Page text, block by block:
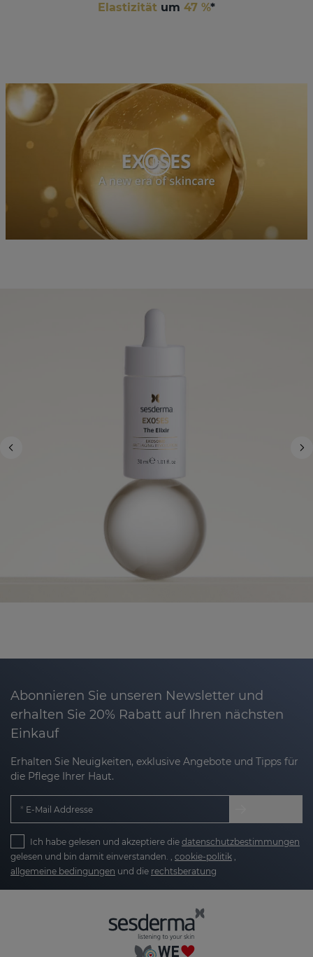
Elastizität um 47 %*
Abonnieren Sie unseren Newsletter und
erhalten Sie 20% Rabatt auf Ihren nächsten
Einkauf
Erhalten Sie Neuigkeiten, exklusive Angebote und Tipps für
die Pflege Ihrer Haut.
E-Mail Addresse
Ich habe gelesen und akzeptiere die datenschutzbestimmungen
gelesen und bin damit einverstanden. , cookie-politik ,
allgemeine bedingungen und die rechtsberatung